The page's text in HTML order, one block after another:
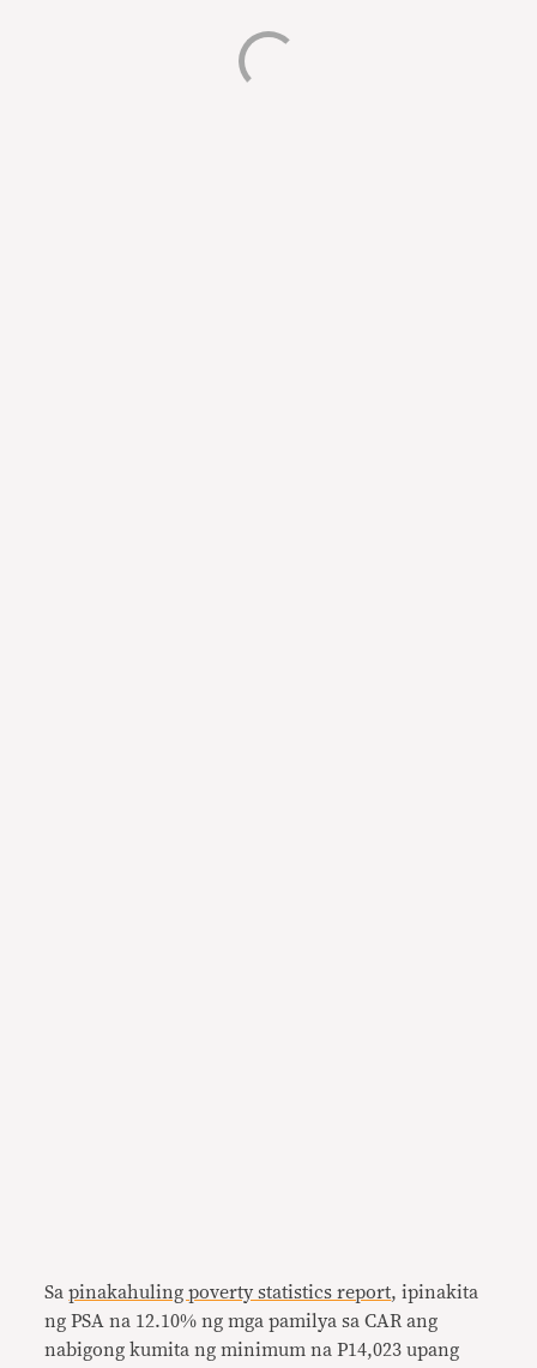
Sapinakahuling poverty statistics report, ipinakita
ng PSA na 12.10% ng mga pamilya sa CAR ang
nabigong kumita ng minimum na P14,023 upang